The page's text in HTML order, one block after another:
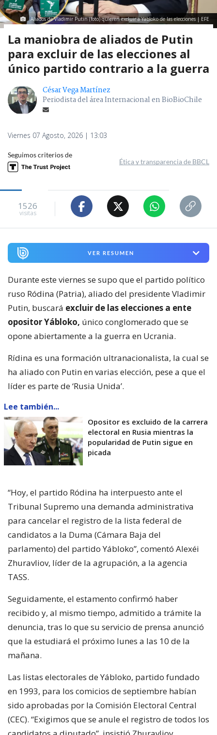
Aliados de Vladimir Putin (foto) quieren excluir a Yábloko de las elecciones | EFE
La maniobra de aliados de Putin
para excluir de las elecciones al
único partido contrario a la guerra
César Vega Martínez
Periodista del área Internacional en BioBioChile
Viernes 07 Agosto, 2026 | 13:03
Seguimos criterios de
Ética y transparencia de BBCL
1526
visitas
VER RESUMEN
Durante este viernes se supo que el partido político
ruso Ródina (Patria), aliado del presidente Vladimir
Putin, buscará excluir de las elecciones a ente
opositor Yábloko, único conglomerado que se
opone abiertamente a la guerra en Ucrania.
Rídina es una formación ultranacionalista, la cual se
ha aliado con Putin en varias elección, pese a que el
líder es parte de ‘Rusia Unida’.
Lee también...
Opositor es excluido de la carrera
electoral en Rusia mientras la
popularidad de Putin sigue en
picada
“Hoy, el partido Ródina ha interpuesto ante el
Tribunal Supremo una demanda administrativa
para cancelar el registro de la lista federal de
candidatos a la Duma (Cámara Baja del
parlamento) del partido Yábloko”, comentó Alexéi
Zhuravliov, líder de la agrupación, a la agencia
TASS.
Seguidamente, el estamento confirmó haber
recibido y, al mismo tiempo, admitido a trámite la
denuncia, tras lo que su servicio de prensa anunció
que la estudiará el próximo lunes a las 10 de la
mañana.
Las listas electorales de Yábloko, partido fundado
en 1993, para los comicios de septiembre habían
sido aprobadas por la Comisión Electoral Central
(CEC). “Exigimos que se anule el registro de todos los